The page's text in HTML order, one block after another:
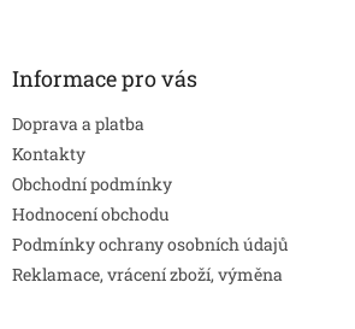
Informace pro vás
Doprava a platba
Kontakty
Obchodní podmínky
Hodnocení obchodu
Podmínky ochrany osobních údajů
Reklamace, vrácení zboží, výměna